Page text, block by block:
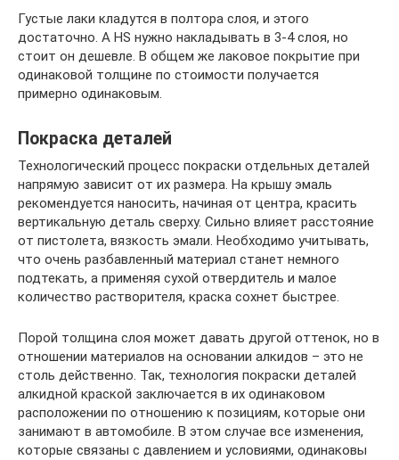
Густые лаки кладутся в полтора слоя, и этого
достаточно. А HS нужно накладывать в 3-4 слоя, но
стоит он дешевле. В общем же лаковое покрытие при
одинаковой толщине по стоимости получается
примерно одинаковым.
Покраска деталей
Технологический процесс покраски отдельных деталей
напрямую зависит от их размера. На крышу эмаль
рекомендуется наносить, начиная от центра, красить
вертикальную деталь сверху. Сильно влияет расстояние
от пистолета, вязкость эмали. Необходимо учитывать,
что очень разбавленный материал станет немного
подтекать, а применяя сухой отвердитель и малое
количество растворителя, краска сохнет быстрее.
Порой толщина слоя может давать другой оттенок, но в
отношении материалов на основании алкидов – это не
столь действенно. Так, технология покраски деталей
алкидной краской заключается в их одинаковом
расположении по отношению к позициям, которые они
занимают в автомобиле. В этом случае все изменения,
которые связаны с давлением и условиями, одинаковы